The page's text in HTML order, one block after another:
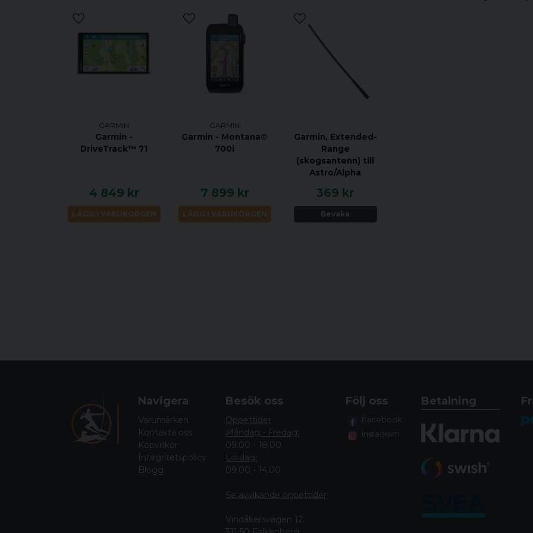
GARMIN
Garmin -
DriveTrack™ 71
4 849 kr
LÄGG I VARUKORGEN
GARMIN
Garmin - Montana®
700i
7 899 kr
LÄGG I VARUKORGEN
Garmin, Extended-
Range
(skogsantenn) till
Astro/Alpha
369 kr
Bevaka
Navigera
Varumärken
Kontakta oss
Köpvillkor
Integritetspolicy
Blogg
Besök oss
Öppettider
Måndag - Fredag:
09.00 - 18.00
Lördag:
09.00 - 14.00
Se avvikande öppettider
Vindåkersvägen 12,
Följ oss
Facebook
Instagram
Betalning